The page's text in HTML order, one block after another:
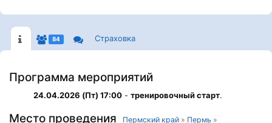
84 Страховка
Программа мероприятий
24.04.2026 (Пт) 17:00 - тренировочный старт.
Место проведения Пермский край » Пермь »